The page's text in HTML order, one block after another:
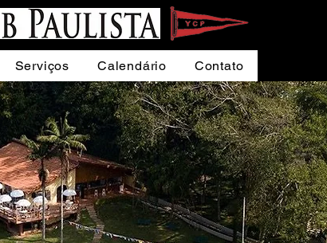
Serviços Calendário Contato